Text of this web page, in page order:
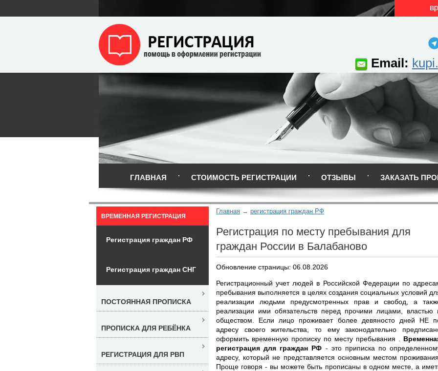
Email:
ГЛАВНАЯ СТОИМОСТЬ РЕГИСТРАЦИИ ОТЗЫВЫ ЗАКАЗАТЬ
Главная регистрация граждан РФ
Регистрация по месту пребывания для
граждан России в Балабаново
Обновление страницы: 06.08.2026
Регистрационный учет людей в Российской Федерации по
пребывания выполняется в целях создания социальных условий
реализации людьми предусмотренных прав и свобод, а
реализации ими обязательств перед прочими лицами, властью
обществом. Если лицо проживает более девяносто дней НЕ
адресу своего жительства, то ему законодательно
оформить временную прописку по месту пребывания .
регистрация для граждан РФ - это приписка по
адресу, который не представляется основным местом проживания.
Проще говоря - вы можете быть прописаны в одном месте, а
ВРЕМЕННАЯ РЕГИСТРАЦИЯ
Регистрация граждан РФ
Регистрация граждан СНГ
ПОСТОЯННАЯ ПРОПИСКА
ПРОПИСКА ДЛЯ РЕБЁНКА
РЕГИСТРАЦИЯ ДЛЯ РВП